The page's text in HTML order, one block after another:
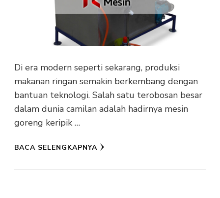
Di era modern seperti sekarang, produksi
makanan ringan semakin berkembang dengan
bantuan teknologi. Salah satu terobosan besar
dalam dunia camilan adalah hadirnya mesin
goreng keripik …
BACA SELENGKAPNYA